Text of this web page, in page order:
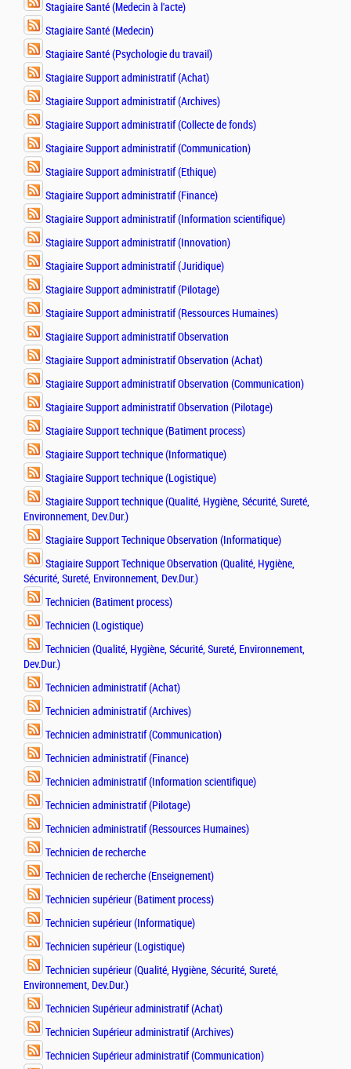
Stagiaire Santé (Medecin à l'acte)
Stagiaire Santé (Medecin)
Stagiaire Santé (Psychologie du travail)
Stagiaire Support administratif (Achat)
Stagiaire Support administratif (Archives)
Stagiaire Support administratif (Collecte de fonds)
Stagiaire Support administratif (Communication)
Stagiaire Support administratif (Ethique)
Stagiaire Support administratif (Finance)
Stagiaire Support administratif (Information scientifique)
Stagiaire Support administratif (Innovation)
Stagiaire Support administratif (Juridique)
Stagiaire Support administratif (Pilotage)
Stagiaire Support administratif (Ressources Humaines)
Stagiaire Support administratif Observation
Stagiaire Support administratif Observation (Achat)
Stagiaire Support administratif Observation (Communication)
Stagiaire Support administratif Observation (Pilotage)
Stagiaire Support technique (Batiment process)
Stagiaire Support technique (Informatique)
Stagiaire Support technique (Logistique)
Stagiaire Support technique (Qualité, Hygiène, Sécurité, Sureté,
Environnement, Dev.Dur.)
Stagiaire Support Technique Observation (Informatique)
Stagiaire Support Technique Observation (Qualité, Hygiène,
Sécurité, Sureté, Environnement, Dev.Dur.)
Technicien (Batiment process)
Technicien (Logistique)
Technicien (Qualité, Hygiène, Sécurité, Sureté, Environnement,
Dev.Dur.)
Technicien administratif (Achat)
Technicien administratif (Archives)
Technicien administratif (Communication)
Technicien administratif (Finance)
Technicien administratif (Information scientifique)
Technicien administratif (Pilotage)
Technicien administratif (Ressources Humaines)
Technicien de recherche
Technicien de recherche (Enseignement)
Technicien supérieur (Batiment process)
Technicien supérieur (Informatique)
Technicien supérieur (Logistique)
Technicien supérieur (Qualité, Hygiène, Sécurité, Sureté,
Environnement, Dev.Dur.)
Technicien Supérieur administratif (Achat)
Technicien Supérieur administratif (Archives)
Technicien Supérieur administratif (Communication)